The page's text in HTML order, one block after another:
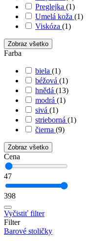
Preglejka (1)
Umelá koža (1)
Viskóza (1)
Zobraz všetko
Farba
biela (1)
béžová (1)
hnědá (13)
modrá (1)
sivá (1)
strieborná (1)
čierna (9)
Zobraz všetko
Cena
47
398
Vyčistiť filter
Filter
Barové stoličky